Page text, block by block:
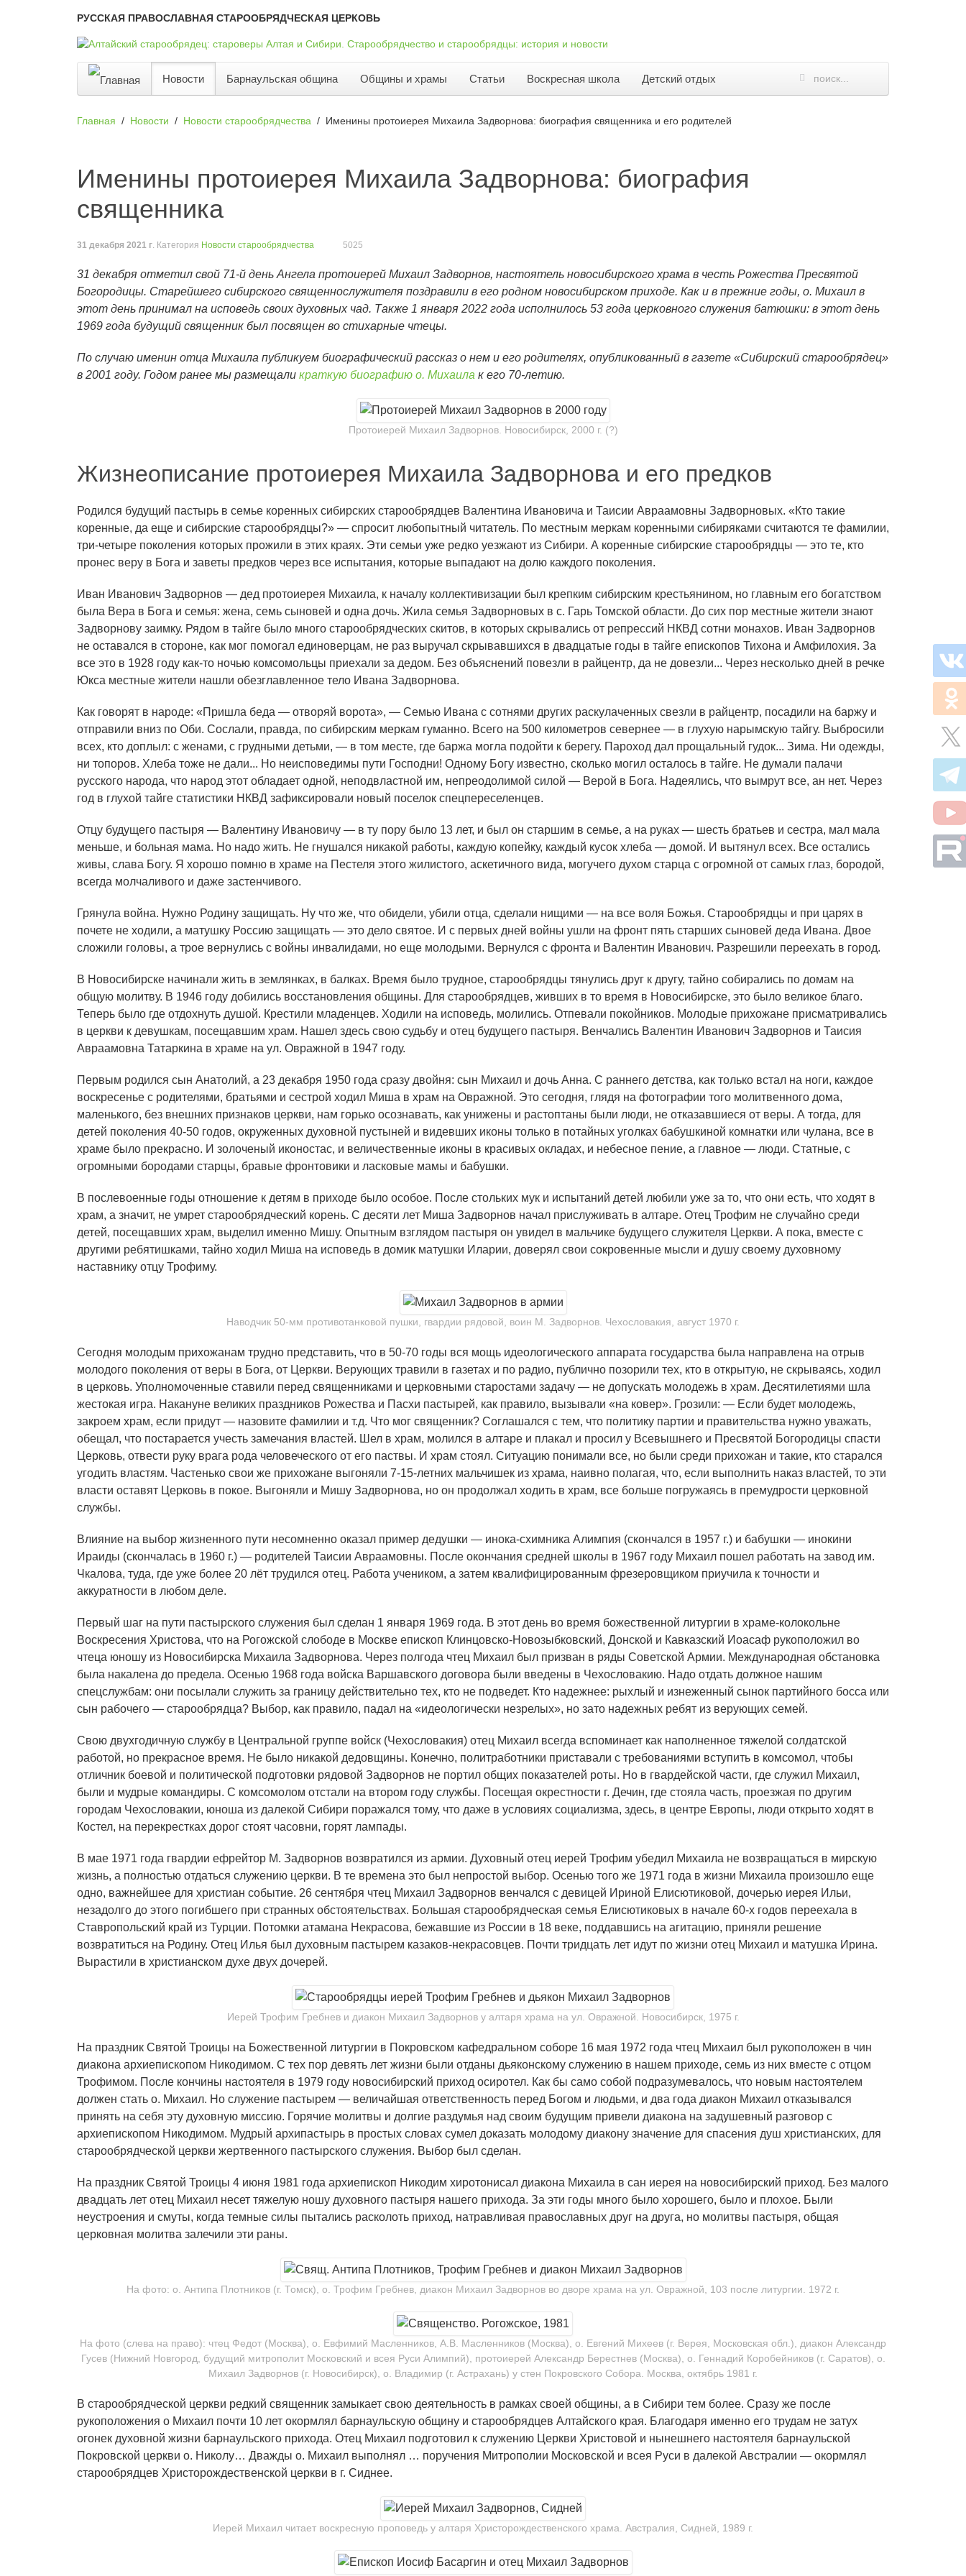
РУССКАЯ ПРАВОСЛАВНАЯ СТАРООБРЯДЧЕСКАЯ ЦЕРКОВЬ
Новости Барнаульская община Общины и храмы Статьи Воскресная школа Детский отдых
Главная Новости Новости старообрядчества Именины протоиерея Михаила Задворнова: биография священника и его родителей
Именины протоиерея Михаила Задворнова: биография
священника
31 декабря 2021 г. Категория Новости старообрядчества 5025
31 декабря отметил свой 71-й день Ангела протоиерей Михаил Задворнов, настоятель новосибирского храма в честь Рожества Пресвятой
Богородицы. Старейшего сибирского священнослужителя поздравили в его родном новосибирском приходе. Как и в прежние годы, о. Михаил в
этот день принимал на исповедь своих духовных чад. Также 1 января 2022 года исполнилось 53 года церковного служения батюшки: в этот день
1969 года будущий священник был посвящен во стихарные чтецы.
По случаю именин отца Михаила публикуем биографический рассказ о нем и его родителях, опубликованный в газете «Сибирский старообрядец»
в 2001 году. Годом ранее мы размещали краткую биографию о. Михаила к его 70-летию.
Протоиерей Михаил Задворнов. Новосибирск, 2000 г. (?)
Жизнеописание протоиерея Михаила Задворнова и его предков
Родился будущий пастырь в семье коренных сибирских старообрядцев Валентина Ивановича и Таисии Авраамовны Задворновых. «Кто такие
коренные, да еще и сибирские старообрядцы?» — спросит любопытный читатель. По местным меркам коренными сибиряками считаются те фамилии,
три-четыре поколения которых прожили в этих краях. Эти семьи уже редко уезжают из Сибири. А коренные сибирские старообрядцы — это те, кто
пронес веру в Бога и заветы предков через все испытания, которые выпадают на долю каждого поколения.
Иван Иванович Задворнов — дед протоиерея Михаила, к началу коллективизации был крепким сибирским крестьянином, но главным его богатством
была Вера в Бога и семья: жена, семь сыновей и одна дочь. Жила семья Задворновых в с. Гарь Томской области. До сих пор местные жители знают
Задворнову заимку. Рядом в тайге было много старообрядческих скитов, в которых скрывались от репрессий НКВД сотни монахов. Иван Задворнов
не оставался в стороне, как мог помогал единоверцам, не раз выручал скрывавшихся в двадцатые годы в тайге епископов Тихона и Амфилохия. За
все это в 1928 году как-то ночью комсомольцы приехали за дедом. Без объяснений повезли в райцентр, да не довезли... Через несколько дней в речке
Юкса местные жители нашли обезглавленное тело Ивана Задворнова.
Как говорят в народе: «Пришла беда — отворяй ворота», — Семью Ивана с сотнями других раскулаченных свезли в райцентр, посадили на баржу и
отправили вниз по Оби. Сослали, правда, по сибирским меркам гуманно. Всего на 500 километров севернее — в глухую нарымскую тайгу. Выбросили
всех, кто доплыл: с женами, с грудными детьми, — в том месте, где баржа могла подойти к берегу. Пароход дал прощальный гудок... Зима. Ни одежды,
ни топоров. Хлеба тоже не дали... Но неисповедимы пути Господни! Одному Богу известно, сколько могил осталось в тайге. Не думали палачи
русского народа, что народ этот обладает одной, неподвластной им, непреодолимой силой — Верой в Бога. Надеялись, что вымрут все, ан нет. Через
год в глухой тайге статистики НКВД зафиксировали новый поселок спецпереселенцев.
Отцу будущего пастыря — Валентину Ивановичу — в ту пору было 13 лет, и был он старшим в семье, а на руках — шесть братьев и сестра, мал мала
меньше, и больная мама. Но надо жить. Не гнушался никакой работы, каждую копейку, каждый кусок хлеба — домой. И вытянул всех. Все остались
живы, слава Богу. Я хорошо помню в храме на Пестеля этого жилистого, аскетичного вида, могучего духом старца с огромной от самых глаз, бородой,
всегда молчаливого и даже застенчивого.
Грянула война. Нужно Родину защищать. Ну что же, что обидели, убили отца, сделали нищими — на все воля Божья. Старообрядцы и при царях в
почете не ходили, а матушку Россию защищать — это дело святое. И с первых дней войны ушли на фронт пять старших сыновей деда Ивана. Двое
сложили головы, а трое вернулись с войны инвалидами, но еще молодыми. Вернулся с фронта и Валентин Иванович. Разрешили переехать в город.
В Новосибирске начинали жить в землянках, в балках. Время было трудное, старообрядцы тянулись друг к другу, тайно собирались по домам на
общую молитву. В 1946 году добились восстановления общины. Для старообрядцев, живших в то время в Новосибирске, это было великое благо.
Теперь было где отдохнуть душой. Крестили младенцев. Ходили на исповедь, молились. Отпевали покойников. Молодые прихожане присматривались
в церкви к девушкам, посещавшим храм. Нашел здесь свою судьбу и отец будущего пастыря. Венчались Валентин Иванович Задворнов и Таисия
Авраамовна Татаркина в храме на ул. Овражной в 1947 году.
Первым родился сын Анатолий, а 23 декабря 1950 года сразу двойня: сын Михаил и дочь Анна. С раннего детства, как только встал на ноги, каждое
воскресенье с родителями, братьями и сестрой ходил Миша в храм на Овражной. Это сегодня, глядя на фотографии того молитвенного дома,
маленького, без внешних признаков церкви, нам горько осознавать, как унижены и растоптаны были люди, не отказавшиеся от веры. А тогда, для
детей поколения 40-50 годов, окруженных духовной пустыней и видевших иконы только в потайных уголках бабушкиной комнатки или чулана, все в
храме было прекрасно. И золоченый иконостас, и величественные иконы в красивых окладах, и небесное пение, а главное — люди. Статные, с
огромными бородами старцы, бравые фронтовики и ласковые мамы и бабушки.
В послевоенные годы отношение к детям в приходе было особое. После стольких мук и испытаний детей любили уже за то, что они есть, что ходят в
храм, а значит, не умрет старообрядческий корень. С десяти лет Миша Задворнов начал прислуживать в алтаре. Отец Трофим не случайно среди
детей, посещавших храм, выделил именно Мишу. Опытным взглядом пастыря он увидел в мальчике будущего служителя Церкви. А пока, вместе с
другими ребятишками, тайно ходил Миша на исповедь в домик матушки Иларии, доверял свои сокровенные мысли и душу своему духовному
наставнику отцу Трофиму.
Наводчик 50-мм противотанковой пушки, гвардии рядовой, воин М. Задворнов. Чехословакия, август 1970 г.
Сегодня молодым прихожанам трудно представить, что в 50-70 годы вся мощь идеологического аппарата государства была направлена на отрыв
молодого поколения от веры в Бога, от Церкви. Верующих травили в газетах и по радио, публично позорили тех, кто в открытую, не скрываясь, ходил
в церковь. Уполномоченные ставили перед священниками и церковными старостами задачу — не допускать молодежь в храм. Десятилетиями шла
жестокая игра. Накануне великих праздников Рожества и Пасхи пастырей, как правило, вызывали «на ковер». Грозили: — Если будет молодежь,
закроем храм, если придут — назовите фамилии и т.д. Что мог священник? Соглашался с тем, что политику партии и правительства нужно уважать,
обещал, что постарается учесть замечания властей. Шел в храм, молился в алтаре и плакал и просил у Всевышнего и Пресвятой Богородицы спасти
Церковь, отвести руку врага рода человеческого от его паствы. И храм стоял. Ситуацию понимали все, но были среди прихожан и такие, кто старался
угодить властям. Частенько свои же прихожане выгоняли 7-15-летних мальчишек из храма, наивно полагая, что, если выполнить наказ властей, то эти
власти оставят Церковь в покое. Выгоняли и Мишу Задворнова, но он продолжал ходить в храм, все больше погружаясь в премудрости церковной
службы.
Влияние на выбор жизненного пути несомненно оказал пример дедушки — инока-схимника Алимпия (скончался в 1957 г.) и бабушки — инокини
Ираиды (скончалась в 1960 г.) — родителей Таисии Авраамовны. После окончания средней школы в 1967 году Михаил пошел работать на завод им.
Чкалова, туда, где уже более 20 лёт трудился отец. Работа учеником, а затем квалифицированным фрезеровщиком приучила к точности и
аккуратности в любом деле.
Первый шаг на пути пастырского служения был сделан 1 января 1969 года. В этот день во время божественной литургии в храме-колокольне
Воскресения Христова, что на Рогожской слободе в Москве епископ Клинцовско-Новозыбковский, Донской и Кавказский Иоасаф рукоположил во
чтеца юношу из Новосибирска Михаила Задворнова. Через полгода чтец Михаил был призван в ряды Советской Армии. Международная обстановка
была накалена до предела. Осенью 1968 года войска Варшавского договора были введены в Чехословакию. Надо отдать должное нашим
спецслужбам: они посылали служить за границу действительно тех, кто не подведет. Кто надежнее: рыхлый и изнеженный сынок партийного босса или
сын рабочего — старообрядца? Выбор, как правило, падал на «идеологически незрелых», но зато надежных ребят из верующих семей.
Свою двухгодичную службу в Центральной группе войск (Чехословакия) отец Михаил всегда вспоминает как наполненное тяжелой солдатской
работой, но прекрасное время. Не было никакой дедовщины. Конечно, политработники приставали с требованиями вступить в комсомол, чтобы
отличник боевой и политической подготовки рядовой Задворнов не портил общих показателей роты. Но в гвардейской части, где служил Михаил,
были и мудрые командиры. С комсомолом отстали на втором году службы. Посещая окрестности г. Дечин, где стояла часть, проезжая по другим
городам Чехословакии, юноша из далекой Сибири поражался тому, что даже в условиях социализма, здесь, в центре Европы, люди открыто ходят в
Костел, на перекрестках дорог стоят часовни, горят лампады.
В мае 1971 года гвардии ефрейтор М. Задворнов возвратился из армии. Духовный отец иерей Трофим убедил Михаила не возвращаться в мирскую
жизнь, а полностью отдаться служению церкви. В те времена это был непростой выбор. Осенью того же 1971 года в жизни Михаила произошло еще
одно, важнейшее для христиан событие. 26 сентября чтец Михаил Задворнов венчался с девицей Ириной Елисютиковой, дочерью иерея Ильи,
незадолго до этого погибшего при странных обстоятельствах. Большая старообрядческая семья Елисютиковых в начале 60-х годов переехала в
Ставропольский край из Турции. Потомки атамана Некрасова, бежавшие из России в 18 веке, поддавшись на агитацию, приняли решение
возвратиться на Родину. Отец Илья был духовным пастырем казаков-некрасовцев. Почти тридцать лет идут по жизни отец Михаил и матушка Ирина.
Вырастили в христианском духе двух дочерей.
Иерей Трофим Гребнев и диакон Михаил Задворнов у алтаря храма на ул. Овражной. Новосибирск, 1975 г.
На праздник Святой Троицы на Божественной литургии в Покровском кафедральном соборе 16 мая 1972 года чтец Михаил был рукоположен в чин
диакона архиепископом Никодимом. С тех пор девять лет жизни были отданы дьяконскому служению в нашем приходе, семь из них вместе с отцом
Трофимом. После кончины настоятеля в 1979 году новосибирский приход осиротел. Как бы само собой подразумевалось, что новым настоятелем
должен стать о. Михаил. Но служение пастырем — величайшая ответственность перед Богом и людьми, и два года диакон Михаил отказывался
принять на себя эту духовную миссию. Горячие молитвы и долгие раздумья над своим будущим привели диакона на задушевный разговор с
архиепископом Никодимом. Мудрый архипастырь в простых словах сумел доказать молодому диакону значение для спасения душ христианских, для
старообрядческой церкви жертвенного пастырского служения. Выбор был сделан.
На праздник Святой Троицы 4 июня 1981 года архиепископ Никодим хиротонисал диакона Михаила в сан иерея на новосибирский приход. Без малого
двадцать лет отец Михаил несет тяжелую ношу духовного пастыря нашего прихода. За эти годы много было хорошего, было и плохое. Были
неустроения и смуты, когда темные силы пытались расколоть приход, натравливая православных друг на друга, но молитвы пастыря, общая
церковная молитва залечили эти раны.
На фото: о. Антипа Плотников (г. Томск), о. Трофим Гребнев, диакон Михаил Задворнов во дворе храма на ул. Овражной, 103 после литургии. 1972 г.
На фото (слева на право): чтец Федот (Москва), о. Евфимий Масленников, А.В. Масленников (Москва), о. Евгений Михеев (г. Верея, Московская обл.), диакон Александр
Гусев (Нижний Новгород, будущий митрополит Московский и всея Руси Алимпий), протоиерей Александр Берестнев (Москва), о. Геннадий Коробейников (г. Саратов), о.
Михаил Задворнов (г. Новосибирск), о. Владимир (г. Астрахань) у стен Покровского Собора. Москва, октябрь 1981 г.
В старообрядческой церкви редкий священник замыкает свою деятельность в рамках своей общины, а в Сибири тем более. Сразу же после
рукоположения о Михаил почти 10 лет окормлял барнаульскую общину и старообрядцев Алтайского края. Благодаря именно его трудам не затух
огонек духовной жизни барнаульского прихода. Отец Михаил подготовил к служению Церкви Христовой и нынешнего настоятеля барнаульской
Покровской церкви о. Николу… Дважды о. Михаил выполнял … поручения Митрополии Московской и всея Руси в далекой Австралии — окормлял
старообрядцев Христорождественской церкви в г. Сиднее.
Иерей Михаил читает воскресную проповедь у алтаря Христорождественского храма. Австралия, Сидней, 1989 г.